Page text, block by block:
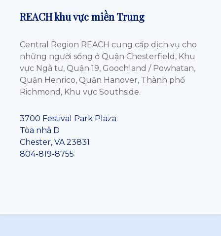
REACH khu vực miền Trung
Central Region REACH cung cấp dịch vụ cho
những người sống ở Quận Chesterfield, Khu
vực Ngã tư, Quận 19, Goochland / Powhatan,
Quận Henrico, Quận Hanover, Thành phố
Richmond, Khu vực Southside.
3700 Festival Park Plaza
Tòa nhà D
Chester, VA 23831
804-819-8755